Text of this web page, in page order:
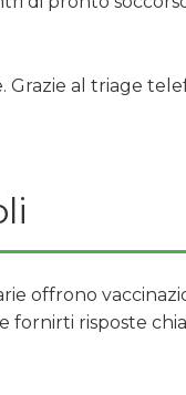
al triage
offrono
fornirti risposte